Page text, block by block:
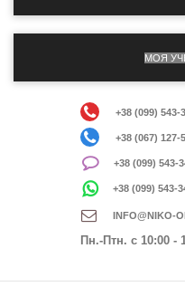
МОЯ
+38 (099) 543-
+38 (067) 127-
+38 (099) 543-
+38 (099) 543-
INFO@NIKO-
Пн.-Птн. c 10:00 -